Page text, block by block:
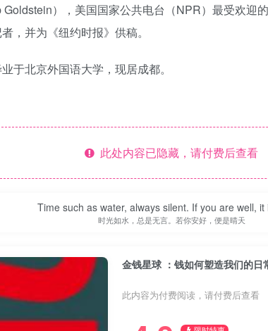
），美国国家公共电台（NPR）最受欢迎
，并为《纽约时报》供稿。
于北京外国语大学，现居成都。
此处内容已隐藏，请付费后查看
Time such as water, always silent. If you are well, it
时光如水，总是无言。若你安好，便是晴天
金钱星球 ：钱如何塑造我们的
此内容为付费阅读，请付费后查看